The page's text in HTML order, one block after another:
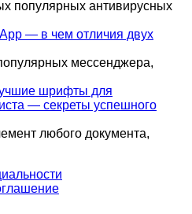
популярных антивирусных
— в чем отличия двух
мессенджера,
шрифты для
— секреты успешного
любого документа,